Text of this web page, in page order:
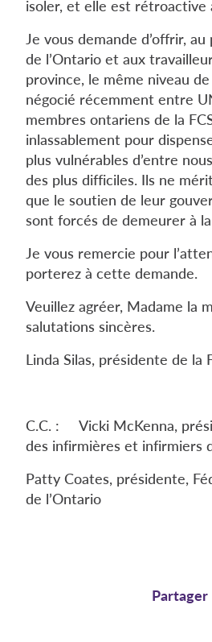
isoler, et elle est rétroactive
Je vous demande d’offrir,
de l’Ontario et aux
province, le même niveau
négocié récemment entre
membres ontariens de la
inlassablement pour
plus vulnérables d’entre
des plus difficiles. Ils ne
que le soutien de leur
sont forcés de demeurer à
Je vous remercie pour
porterez à cette demande.
Veuillez agréer, Madame la
salutations sincères.
Linda Silas, présidente de la
C.C. : Vicki McKenna,
des infirmières et infirmiers
Patty Coates, présidente,
de l’Ontario
Partager